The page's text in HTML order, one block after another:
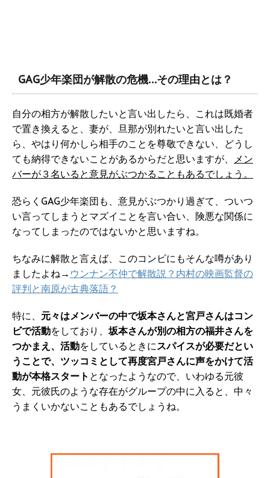
GAG少年楽団が解散の危機…その理由とは？
自分の相方が解散したいと言い出したら、これは既婚者
で置き換えると、妻が、旦那が別れたいと言い出した
ら、やはり何かしら相手のことを尊敬できない、どうし
ても納得できないことがあるからだと思いますが、 メン
バーが３名いると意見がぶつかることもあるでしょう。
恐らくGAG少年楽団も、意見がぶつかり過ぎて、ついつ
い言ってしまうとマズイことを言い合い、険悪な関係に
なってしまったのではないかと思いますね。
ちなみに解散と言えば、このコンビにもそんな噂があり
ましたよね→ ウンナン不仲で解散説？内村の映画監督の
評判と南原が古典落語？
特に、 元々はメンバーの中で坂本さんと宮戸さんはコン
ビで活動をしており、 坂本さんが別の相方の福井さんを
つかまえ、活動をしているときにスパイスが必要だとい
うことで、ツッコミとして再度宮戸さんに声をかけて活
動が本格スタート となったようなので、いわゆる元彼
女、元彼氏のような存在がグループの中に入ると、中々
うまくいかないこともあるでしょうね。